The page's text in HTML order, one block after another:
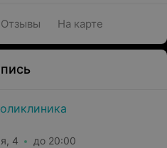
Отзывы На карте
4 до 20:00